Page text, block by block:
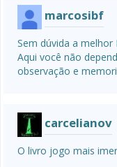
marcosibf
Sem dúvida a melhor
Aqui você não
observação e
carcelianov
O livro jogo mais